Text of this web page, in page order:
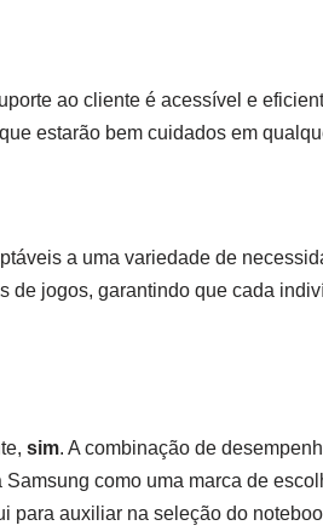
ao cliente é acessível e
estarão bem cuidados em
a uma variedade de
de jogos, garantindo que cada
sim. A combinação de
como uma marca de
para auxiliar na seleção do